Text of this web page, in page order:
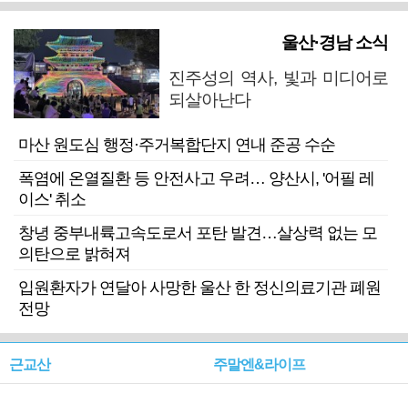
울산·경남 소식
진주성의 역사, 빛과 미디어로
되살아난다
마산 원도심 행정·주거복합단지 연내 준공 수순
폭염에 온열질환 등 안전사고 우려… 양산시, '어필 레
이스' 취소
창녕 중부내륙고속도로서 포탄 발견…살상력 없는 모
의탄으로 밝혀져
입원환자가 연달아 사망한 울산 한 정신의료기관 폐원
전망
근교산 주말엔&라이프